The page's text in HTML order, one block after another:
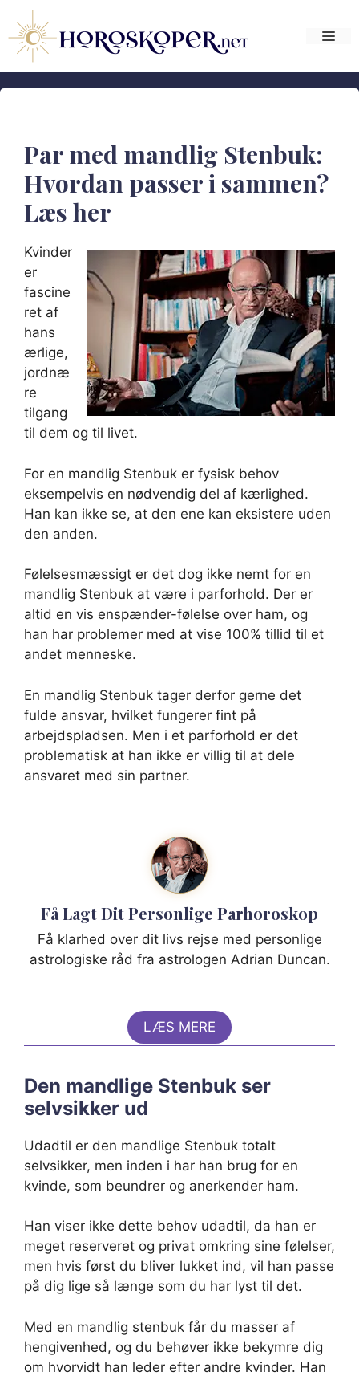
indhold
Par med mandlig Stenbuk:
Hvordan passer i sammen?
Læs her
Kvinder
er
fascine
ret af
hans
ærlige,
jordnæ
re
tilgang
til dem og til livet.
For en mandlig Stenbuk er fysisk behov
eksempelvis en nødvendig del af kærlighed.
Han kan ikke se, at den ene kan eksistere uden
den anden.
Følelsesmæssigt er det dog ikke nemt for en
mandlig Stenbuk at være i parforhold. Der er
altid en vis enspænder-følelse over ham, og
han har problemer med at vise 100% tillid til et
andet menneske.
En mandlig Stenbuk tager derfor gerne det
fulde ansvar, hvilket fungerer fint på
arbejdspladsen. Men i et parforhold er det
problematisk at han ikke er villig til at dele
ansvaret med sin partner.
Få Lagt Dit Personlige Parhoroskop
Få klarhed over dit livs rejse med personlige
astrologiske råd fra astrologen Adrian Duncan.
LÆS MERE
Den mandlige Stenbuk ser
selvsikker ud
Udadtil er den mandlige Stenbuk totalt
selvsikker, men inden i har han brug for en
kvinde, som beundrer og anerkender ham.
Han viser ikke dette behov udadtil, da han er
meget reserveret og privat omkring sine følelser,
men hvis først du bliver lukket ind, vil han passe
på dig lige så længe som du har lyst til det.
Med en mandlig stenbuk får du masser af
hengivenhed, og du behøver ikke bekymre dig
om hvorvidt han leder efter andre kvinder. Han